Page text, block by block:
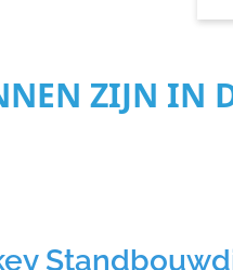
ZIJN IN